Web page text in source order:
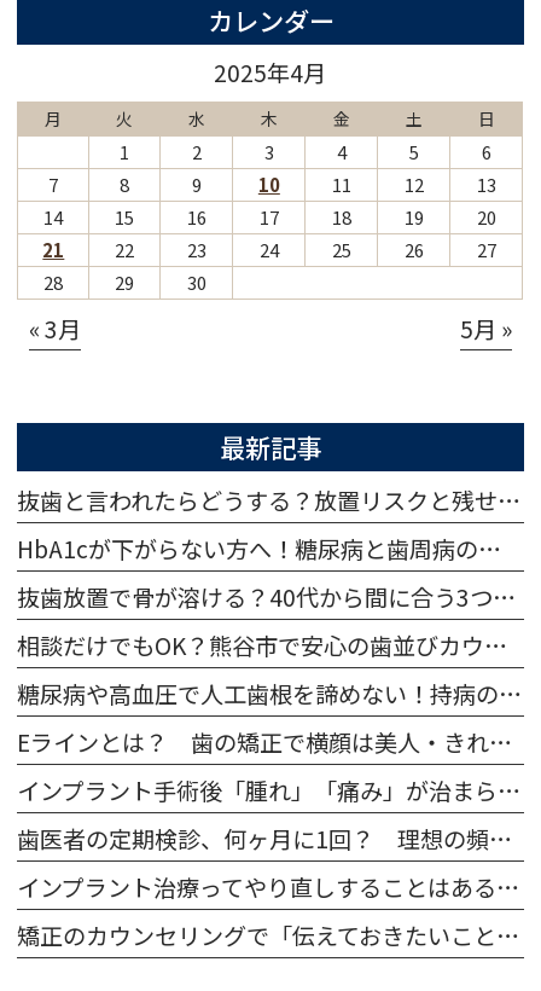
カレンダー
2025年4月
月 火 水 木 金 土 日
1 2 3 4 5
6
7
8 9 10 11 12
13
14
15 16 17 18 19
20
21
22 23 24 25 26
27
28
29 30
« 3月 5月 »
最新記事
抜歯と言われたらどうする？放置リスクと残せる可能性・治療法を解説
HbA1cが下がらない方へ！糖尿病と歯周病の相互影響と治療法
抜歯放置で骨が溶ける？40代から間に合う3つの治療法を比較
相談だけでもOK？熊谷市で安心の歯並びカウンセリングと医院選び
糖尿病や高血圧で人工歯根を諦めない！持病の不安とリスクを徹底解説
Eラインとは？ 歯の矯正で横顔は美人・きれいに変わる？
インプラント手術後「腫れ」「痛み」が治まらない… 症状はいつまで続く？
歯医者の定期検診、何ヶ月に1回？ 理想の頻度ってあるの？
インプラント治療ってやり直しすることはあるの？ 再手術になる症例や費用について
矯正のカウンセリングで「伝えておきたいこと」「聞くこと」って、何？ 何件回る・時間など 矯正相談だけ受けてもOK？